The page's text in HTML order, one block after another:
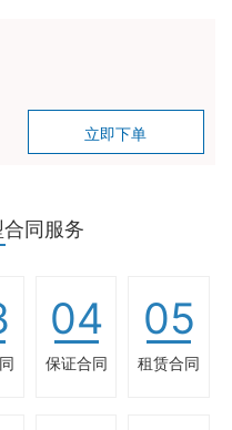
同服务
04
保证合同
05
租赁合同